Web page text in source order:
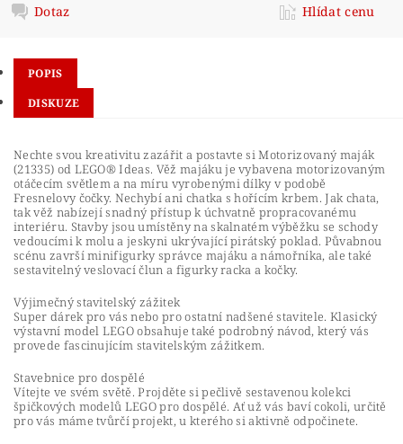
Dotaz
Hlídat cenu
POPIS
DISKUZE
Nechte svou kreativitu zazářit a postavte si Motorizovaný maják
(21335) od LEGO® Ideas. Věž majáku je vybavena motorizovaným
otáčecím světlem a na míru vyrobenými dílky v podobě
Fresnelovy čočky. Nechybí ani chatka s hořícím krbem. Jak chata,
tak věž nabízejí snadný přístup k úchvatně propracovanému
interiéru. Stavby jsou umístěny na skalnatém výběžku se schody
vedoucími k molu a jeskyni ukrývající pirátský poklad. Půvabnou
scénu završí minifigurky správce majáku a námořníka, ale také
sestavitelný veslovací člun a figurky racka a kočky.
Výjimečný stavitelský zážitek
Super dárek pro vás nebo pro ostatní nadšené stavitele. Klasický
výstavní model LEGO obsahuje také podrobný návod, který vás
provede fascinujícím stavitelským zážitkem.
Stavebnice pro dospělé
Vítejte ve svém světě. Projděte si pečlivě sestavenou kolekci
špičkových modelů LEGO pro dospělé. Ať už vás baví cokoli, určitě
pro vás máme tvůrčí projekt, u kterého si aktivně odpočinete.